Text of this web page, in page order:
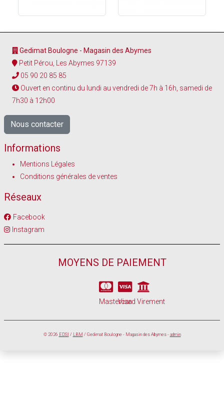
Gedimat Boulogne - Magasin des Abymes
Petit Pérou, Les Abymes 97139
05 90 20 85 85
Ouvert en continu du lundi au vendredi de 7h à 16h, samedi de
7h30 à 12h00
Nous contacter
Informations
Mentions Légales
Conditions générales de ventes
Réseaux
Facebook
Instagram
MOYENS DE PAIEMENT
Mastercard
Visa Virement
© 2026 EDSI / LBM / Gedimat Boulogne - Magasin des Abymes - admin